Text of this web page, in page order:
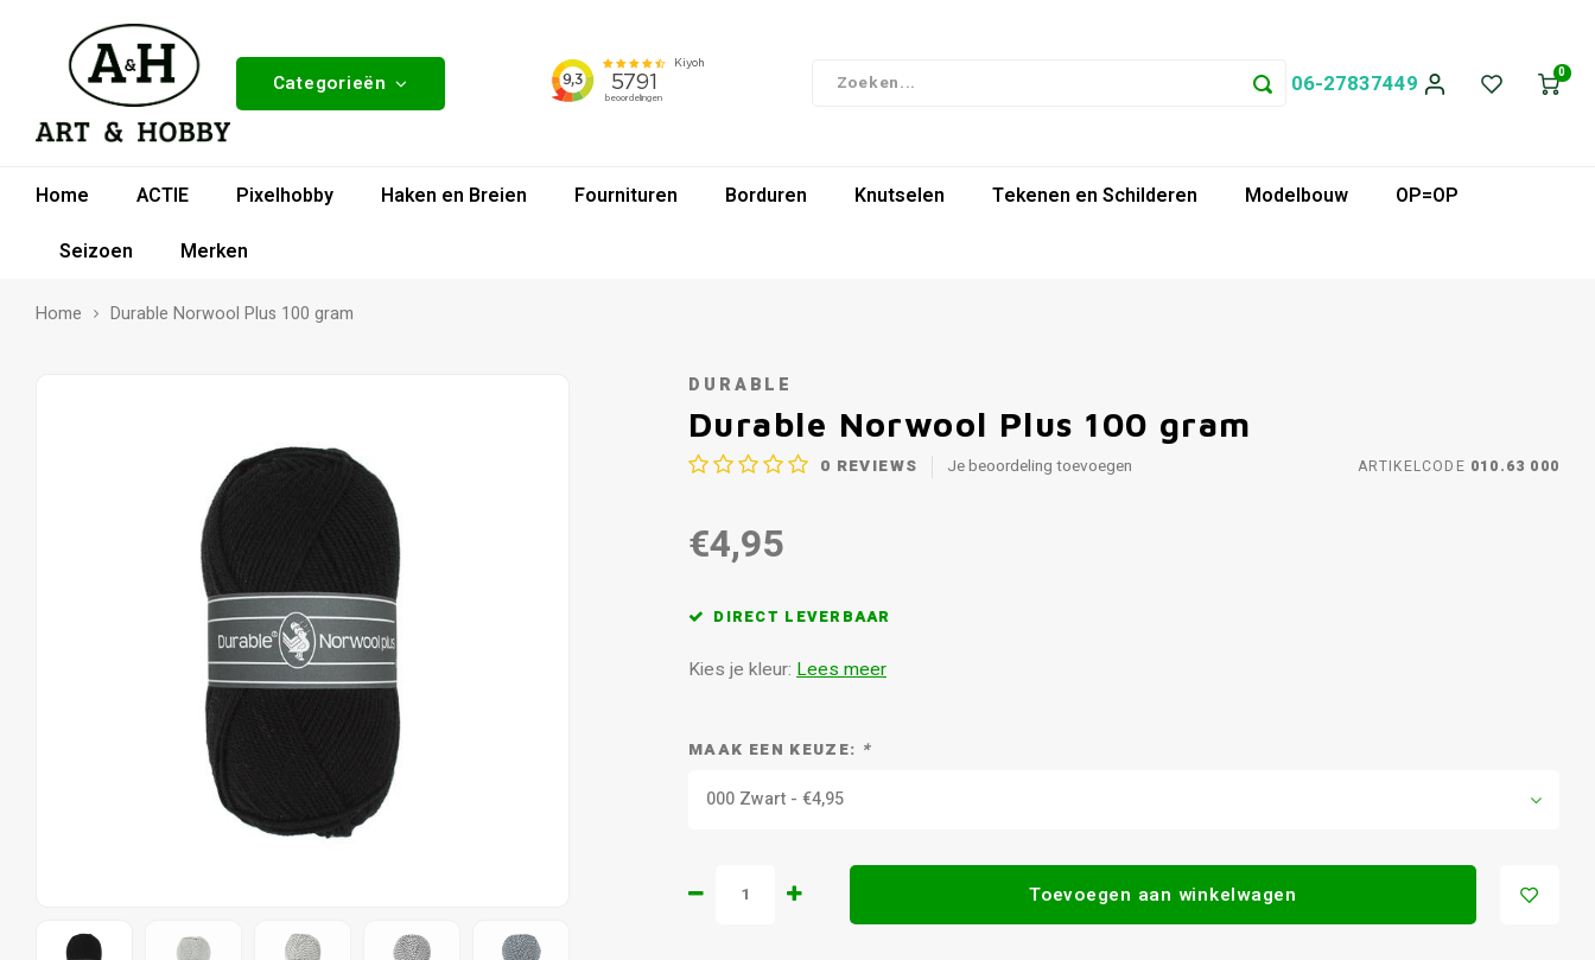
Categorieën 06-27837449 0
Home ACTIE Pixelhobby Haken en Breien Fournituren Borduren Knutselen Tekenen en Schilderen Modelbouw
OP=OP
Seizoen
Merken
Home Durable Norwool Plus 100 gram
DURABLE
Durable Norwool Plus 100 gram
0 REVIEWS Je beoordeling toevoegen ARTIKELCODE 010.63 000
€4,95
DIRECT LEVERBAAR
Kies je kleur: Lees meer
MAAK EEN KEUZE: *
000 Zwart - €4,95
Toevoegen aan winkelwagen